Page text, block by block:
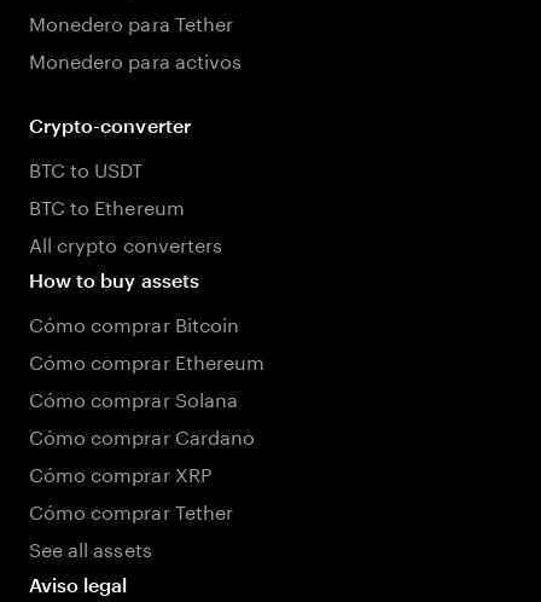
Monedero para Tether
Monedero para activos
Crypto-converter
BTC to USDT
BTC to Ethereum
All crypto converters
How to buy assets
Cómo comprar Bitcoin
Cómo comprar Ethereum
Cómo comprar Solana
Cómo comprar Cardano
Cómo comprar XRP
Cómo comprar Tether
See all assets
Aviso legal